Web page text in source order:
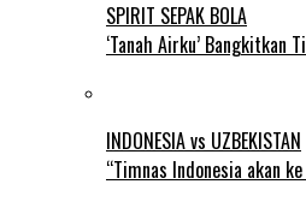
SPIRIT SEPAK BOLA
‘Tanah Airku’ Bangkitkan
INDONESIA vs UZBEKISTAN
“Timnas Indonesia akan ke